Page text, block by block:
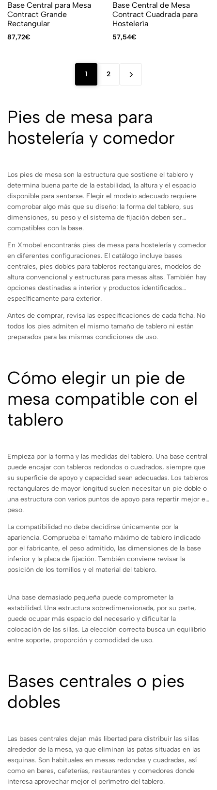
Base Central para Mesa
Contract Grande
Rectangular
87,72€
Base Central de Mesa
Contract Cuadrada para
Hostelería
57,54€
1 2
Pies de mesa para
hostelería y comedor
Los pies de mesa son la estructura que sostiene el tablero y
determina buena parte de la estabilidad, la altura y el espacio
disponible para sentarse. Elegir el modelo adecuado requiere
comprobar algo más que su diseño: la forma del tablero, sus
dimensiones, su peso y el sistema de fijación deben ser
compatibles con la base.
En Xmobel encontrarás pies de mesa para hostelería y comedor
en diferentes configuraciones. El catálogo incluye bases
centrales, pies dobles para tableros rectangulares, modelos de
altura convencional y estructuras para mesas altas. También hay
opciones destinadas a interior y productos identificados
específicamente para exterior.
Antes de comprar, revisa las especificaciones de cada ficha. No
todos los pies admiten el mismo tamaño de tablero ni están
preparados para las mismas condiciones de uso.
Cómo elegir un pie de
mesa compatible con el
tablero
Empieza por la forma y las medidas del tablero. Una base central
puede encajar con tableros redondos o cuadrados, siempre que
su superficie de apoyo y capacidad sean adecuadas. Los tableros
rectangulares de mayor longitud suelen necesitar un pie doble o
una estructura con varios puntos de apoyo para repartir mejor el
peso.
La compatibilidad no debe decidirse únicamente por la
apariencia. Comprueba el tamaño máximo de tablero indicado
por el fabricante, el peso admitido, las dimensiones de la base
inferior y la placa de fijación. También conviene revisar la
posición de los tornillos y el material del tablero.
Una base demasiado pequeña puede comprometer la
estabilidad. Una estructura sobredimensionada, por su parte,
puede ocupar más espacio del necesario y dificultar la
colocación de las sillas. La elección correcta busca un equilibrio
entre soporte, proporción y comodidad de uso.
Bases centrales o pies
dobles
Las bases centrales dejan más libertad para distribuir las sillas
alrededor de la mesa, ya que eliminan las patas situadas en las
esquinas. Son habituales en mesas redondas y cuadradas, así
como en bares, cafeterías, restaurantes y comedores donde
interesa aprovechar mejor el perímetro del tablero.